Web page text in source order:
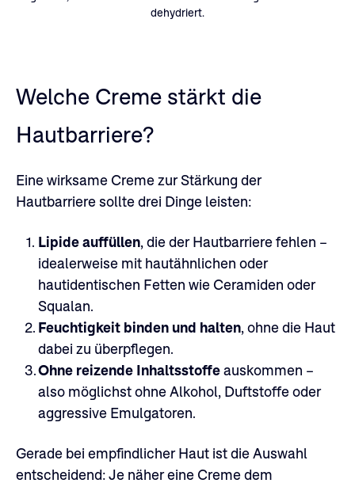
dehydriert.
Welche Creme stärkt die
Hautbarriere?
Eine wirksame Creme zur Stärkung der
Hautbarriere sollte drei Dinge leisten:
1. Lipide auffüllen, die der Hautbarriere fehlen –
idealerweise mit hautähnlichen oder
hautidentischen Fetten wie Ceramiden oder
Squalan.
2. Feuchtigkeit binden und halten, ohne die Haut
dabei zu überpflegen.
3.Ohne reizende Inhaltsstoffe auskommen –
also möglichst ohne Alkohol, Duftstoffe oder
aggressive Emulgatoren.
Gerade bei empfindlicher Haut ist die Auswahl
entscheidend: Je näher eine Creme dem